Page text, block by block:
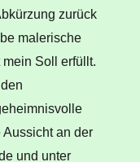
zurück
malerische
mein Soll erfüllt.
an der
und unter